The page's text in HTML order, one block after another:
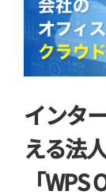
インタ
える法
「WPS